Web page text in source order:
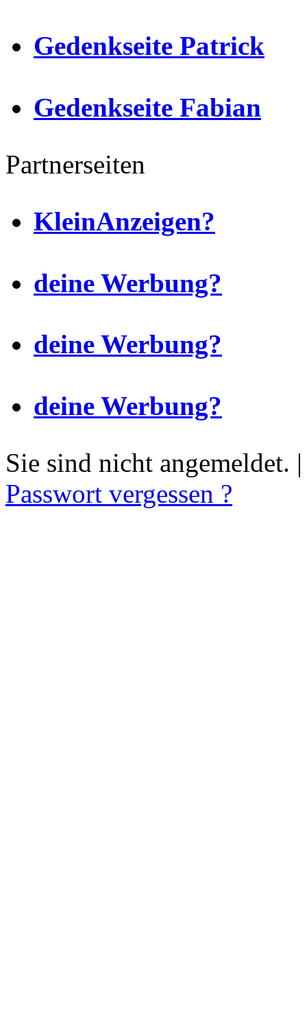
Gedenkseite Patrick
Gedenkseite Fabian
Partnerseiten
KleinAnzeigen?
deine Werbung?
deine Werbung?
deine Werbung?
Sie sind nicht angemeldet. |
Passwort vergessen ?